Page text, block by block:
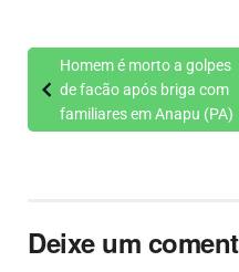
Homem é morto a golpes
de facão após briga com
familiares em Anapu (PA)
Deixe um